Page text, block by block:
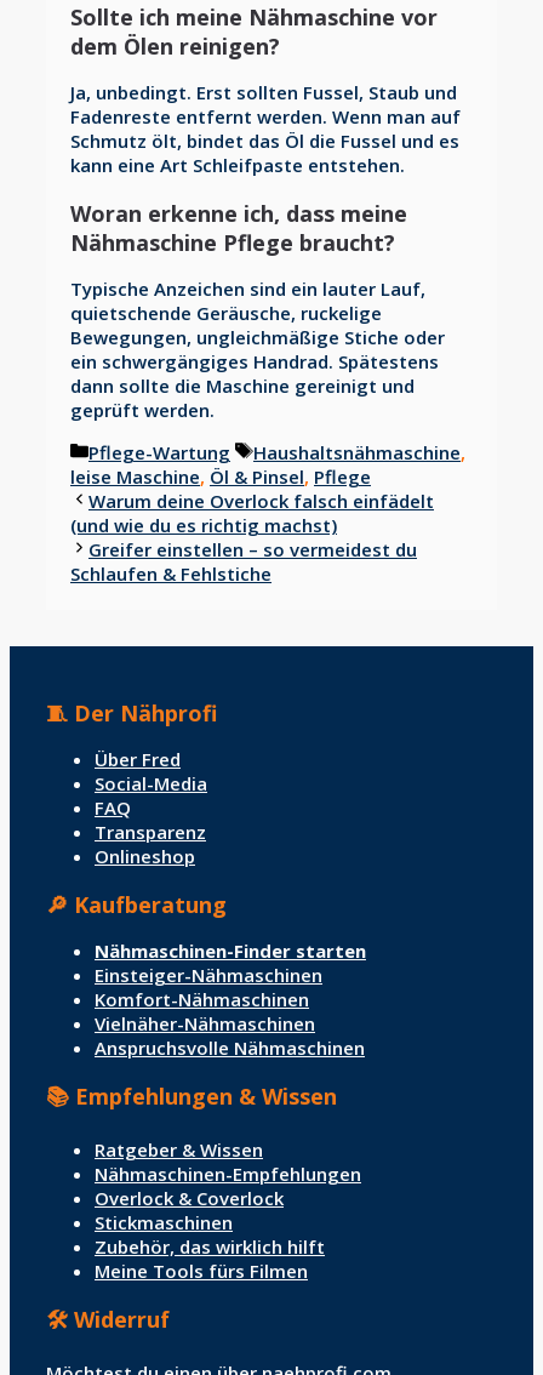
Sollte ich meine Nähmaschine vor
dem Ölen reinigen?
Ja, unbedingt. Erst sollten Fussel, Staub und
Fadenreste entfernt werden. Wenn man auf
Schmutz ölt, bindet das Öl die Fussel und es
kann eine Art Schleifpaste entstehen.
Woran erkenne ich, dass meine
Nähmaschine Pflege braucht?
Typische Anzeichen sind ein lauter Lauf,
quietschende Geräusche, ruckelige
Bewegungen, ungleichmäßige Stiche oder
ein schwergängiges Handrad. Spätestens
dann sollte die Maschine gereinigt und
geprüft werden.
Kategorien
Pflege-Wartung Schlagwörter
Haushaltsnähmaschine,
leise Maschine, Öl & Pinsel, Pflege
Warum deine Overlock falsch einfädelt
(und wie du es richtig machst)
Greifer einstellen – so vermeidest du
Schlaufen & Fehlstiche
🧵 Der Nähprofi
Über Fred
Social-Media
FAQ
Transparenz
Onlineshop
🔎 Kaufberatung
Nähmaschinen-Finder starten
Einsteiger-Nähmaschinen
Komfort-Nähmaschinen
Vielnäher-Nähmaschinen
Anspruchsvolle Nähmaschinen
📚 Empfehlungen & Wissen
Ratgeber & Wissen
Nähmaschinen-Empfehlungen
Overlock & Coverlock
Stickmaschinen
Zubehör, das wirklich hilft
Meine Tools fürs Filmen
🛠️ Widerruf